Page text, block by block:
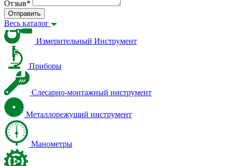
Отзыв*
Отправить
Весь каталог
Измерительный Инструмент
Приборы
Слесарно-монтажный инструмент
Металлорежущий инструмент
Манометры